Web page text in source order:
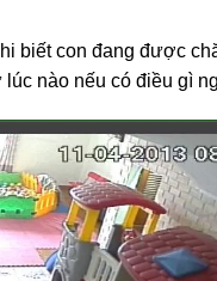
biết con đang được
lúc nào nếu có điều gì